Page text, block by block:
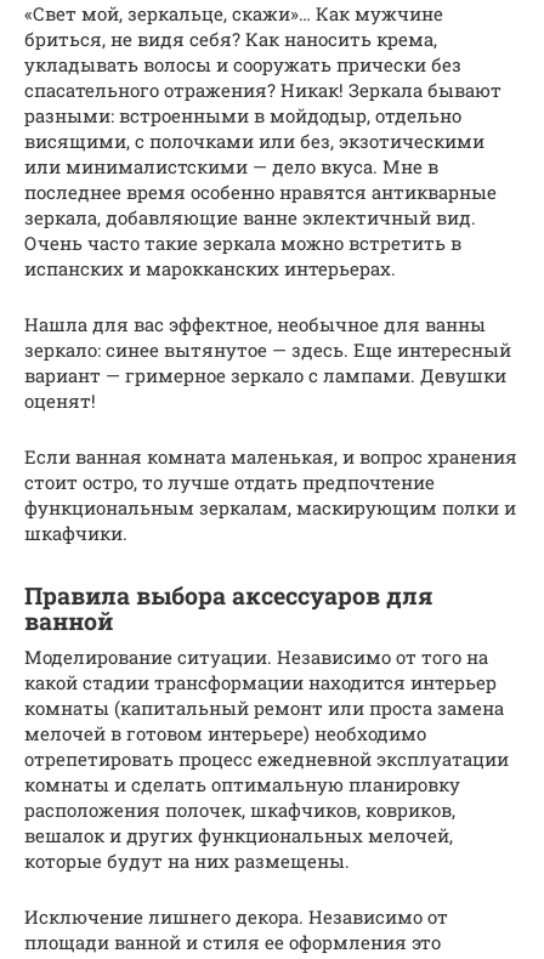
«Свет мой, зеркальце, скажи»… Как мужчине
бриться, не видя себя? Как наносить крема,
укладывать волосы и сооружать прически без
спасательного отражения? Никак! Зеркала бывают
разными: встроенными в мойдодыр, отдельно
висящими, с полочками или без, экзотическими
или минималистскими — дело вкуса. Мне в
последнее время особенно нравятся антикварные
зеркала, добавляющие ванне эклектичный вид.
Очень часто такие зеркала можно встретить в
испанских и марокканских интерьерах.
Нашла для вас эффектное, необычное для ванны
зеркало: синее вытянутое — здесь. Еще интересный
вариант — гримерное зеркало с лампами. Девушки
оценят!
Если ванная комната маленькая, и вопрос хранения
стоит остро, то лучше отдать предпочтение
функциональным зеркалам, маскирующим полки и
шкафчики.
Правила выбора аксессуаров для
ванной
Моделирование ситуации. Независимо от того на
какой стадии трансформации находится интерьер
комнаты (капитальный ремонт или проста замена
мелочей в готовом интерьере) необходимо
отрепетировать процесс ежедневной эксплуатации
комнаты и сделать оптимальную планировку
расположения полочек, шкафчиков, ковриков,
вешалок и других функциональных мелочей,
которые будут на них размещены.
Исключение лишнего декора. Независимо от
площади ванной и стиля ее оформления это